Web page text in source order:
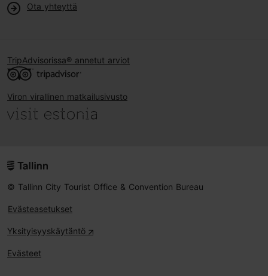
Ota yhteyttä
TripAdvisorissa® annetut arviot
Viron virallinen matkailusivusto
© Tallinn City Tourist Office & Convention Bureau
Evästeasetukset
Yksityisyyskäytäntö
Evästeet